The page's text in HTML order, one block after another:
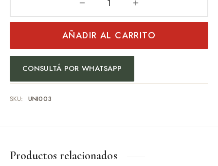
AÑADIR AL CARRITO
CONSULTÁ POR WHATSAPP
SKU: UNI003
Productos relacionados